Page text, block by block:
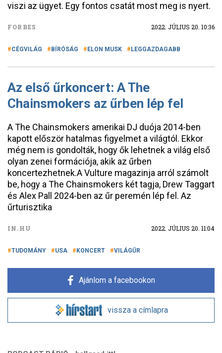
viszi az ügyet. Egy fontos csatát most meg is nyert.
FORBES 2022. JÚLIUS 20. 10:36
CÉGVILÁG BÍRÓSÁG ELON MUSK LEGGAZDAGABB
Az első űrkoncert: A The
Chainsmokers az űrben lép fel​​
A The Chainsmokers amerikai DJ duója 2014-ben
kapott először hatalmas figyelmet a világtól. Ekkor
még nem is gondolták, hogy ők lehetnek a világ első
olyan zenei formációja, akik az űrben
koncertezhetnek.A Vulture magazinja arról számolt
be, hogy a The Chainsmokers két tagja, Drew Taggart
és Alex Pall 2024-ben az űr peremén lép fel. Az
űrturisztika
IN.HU 2022. JÚLIUS 20. 11:04
TUDOMÁNY USA KONCERT VILÁGŰR
Ajánlom a facebookon
vissza a címlapra